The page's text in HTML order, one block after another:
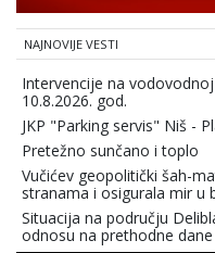
NAJNOVIJE VESTI
Intervencije na
10.8.2026. god.
JKP "Parking servis" Niš -
Pretežno sunčano i toplo
Vučićev geopolitički šah-
stranama i osigurala mir u
Situacija na području
odnosu na prethodne dane